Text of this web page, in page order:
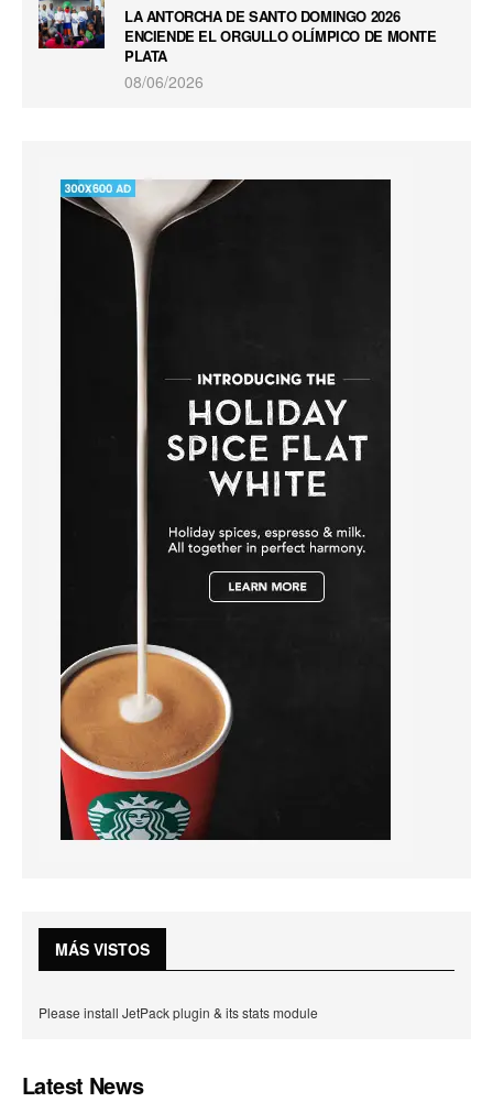
LA ANTORCHA DE SANTO DOMINGO 2026
ENCIENDE EL ORGULLO OLÍMPICO DE MONTE
PLATA
08/06/2026
MÁS VISTOS
Please install JetPack plugin & its stats module
Latest News